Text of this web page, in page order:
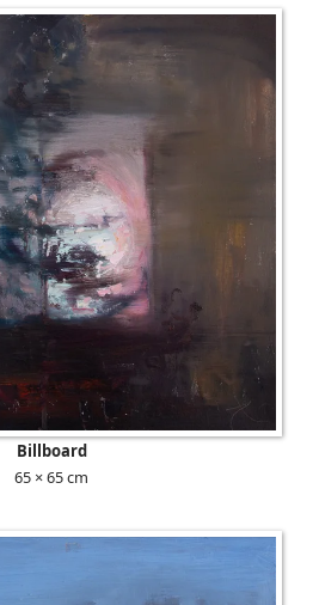
Billboard
65 × 65 cm